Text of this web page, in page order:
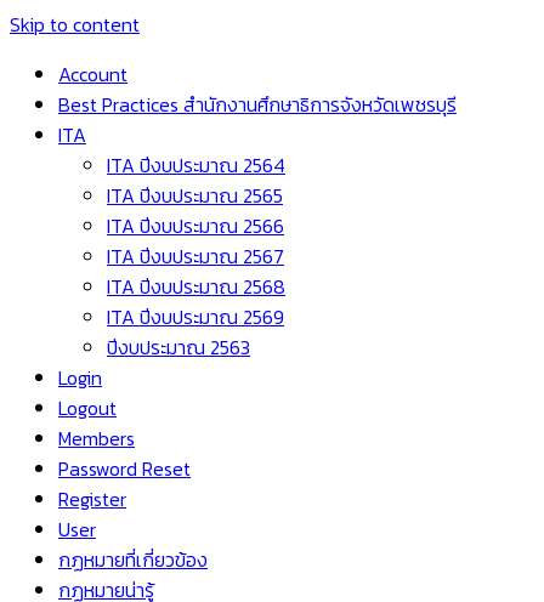
Skip to content
Account
Best Practices สำนักงานศึกษาธิการจังหวัดเพชรบุรี
ITA
ITA ปีงบประมาณ 2564
ITA ปีงบประมาณ 2565
ITA ปีงบประมาณ 2566
ITA ปีงบประมาณ 2567
ITA ปีงบประมาณ 2568
ITA ปีงบประมาณ 2569
ปีงบประมาณ 2563
Login
Logout
Members
Password Reset
Register
User
กฏหมายที่เกี่ยวข้อง
กฏหมายน่ารู้